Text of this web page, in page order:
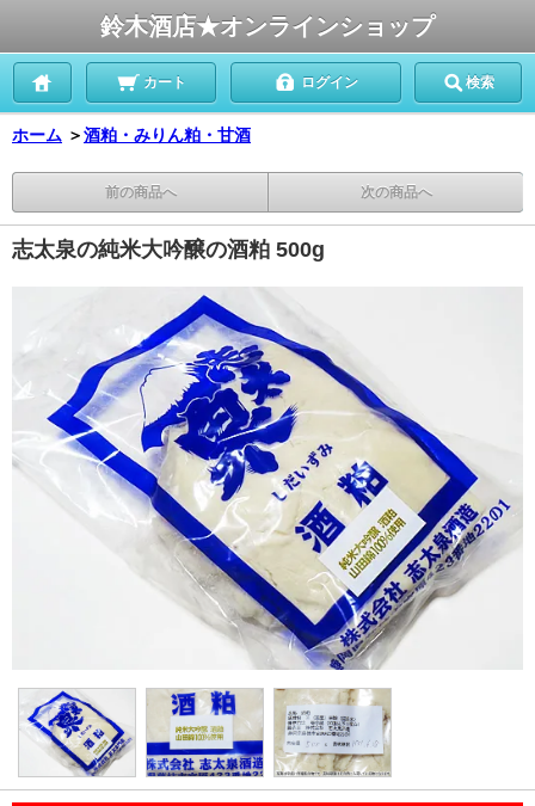
鈴木酒店★オンラインショップ
カート ログイン 検索
ホーム ＞酒粕・みりん粕・甘酒
前の商品へ 次の商品へ
志太泉の純米大吟醸の酒粕 500g